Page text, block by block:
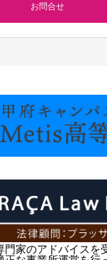
お問合せ
門家のアドバイスを